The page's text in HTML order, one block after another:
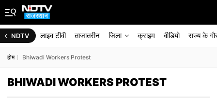
NDTV लाइव टीवी ताजातरीन जिला क्राइम वीडियो राज्‍य के
होम Bhiwadi Workers Protest
BHIWADI WORKERS PROTEST